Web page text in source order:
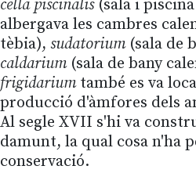
cella piscinalis(sala i
albergava les cambres
tèbia), sudatorium(sala de
caldarium(sala de bany
frigidariumtambé es va
producció d'àmfores dels
Al segle XVII s'hi va
damunt, la qual cosa n'ha
conservació.